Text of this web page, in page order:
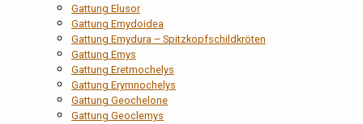
Gattung Elusor
Gattung Emydoidea
Gattung Emydura – Spitzkopfschildkröten
Gattung Emys
Gattung Eretmochelys
Gattung Erymnochelys
Gattung Geochelone
Gattung Geoclemys